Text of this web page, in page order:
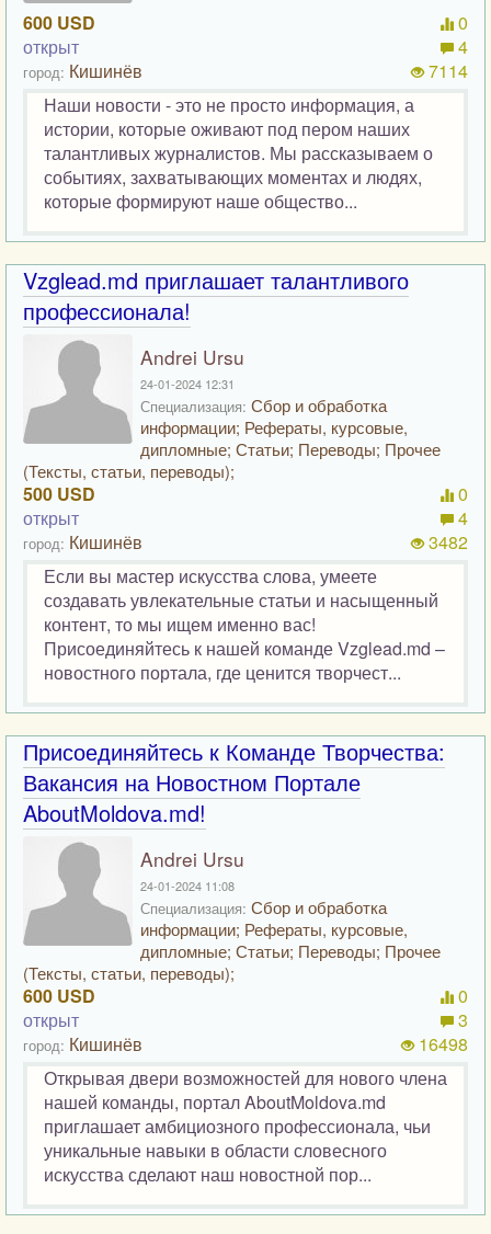
600 USD
открыт
город: Кишинёв
0
4
7114
Наши новости - это не просто информация, а
истории, которые оживают под пером наших
талантливых журналистов. Мы рассказываем о
событиях, захватывающих моментах и людях,
которые формируют наше общество...
Vzglead.md приглашает талантливого
профессионала!
Andrei Ursu
24-01-2024 12:31
Специализация: Сбор и обработка
информации; Рефераты, курсовые,
дипломные; Статьи; Переводы; Прочее
(Тексты, статьи, переводы);
500 USD
открыт
город: Кишинёв
0
4
3482
Если вы мастер искусства слова, умеете
создавать увлекательные статьи и насыщенный
контент, то мы ищем именно вас!
Присоединяйтесь к нашей команде Vzglead.md –
новостного портала, где ценится творчест...
Присоединяйтесь к Команде Творчества:
Вакансия на Новостном Портале
AboutMoldova.md!
Andrei Ursu
24-01-2024 11:08
Специализация: Сбор и обработка
информации; Рефераты, курсовые,
дипломные; Статьи; Переводы; Прочее
(Тексты, статьи, переводы);
600 USD
открыт
город: Кишинёв
0
3
16498
Открывая двери возможностей для нового члена
нашей команды, портал AboutMoldova.md
приглашает амбициозного профессионала, чьи
уникальные навыки в области словесного
искусства сделают наш новостной пор...